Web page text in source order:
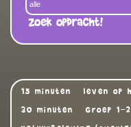
Zoek opdracht!
15 minuten leven op
30 minuten
Groep 1-2